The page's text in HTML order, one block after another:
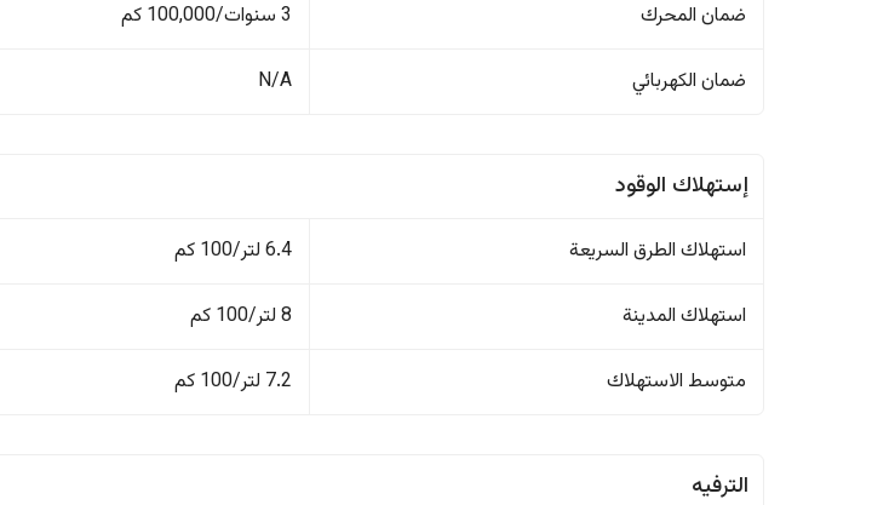
ضمان المحرك 3 سنوات/100,000 كم
ضمان الكهربائي N/A
إستهلاك الوقود
استهلاك الطرق السريعة 6.4 لتر/100 كم
استهلاك المدينة 8 لتر/100 كم
متوسط الاستهلاك 7.2 لتر/100 كم
الترفيه